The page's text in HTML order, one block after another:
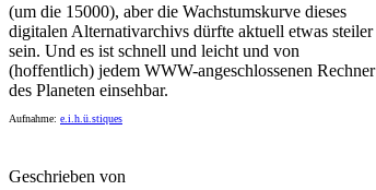
(um die 15000), aber die Wachstumskurve dieses
digitalen Alternativarchivs dürfte aktuell etwas steiler
sein. Und es ist schnell und leicht und von
(hoffentlich) jedem WWW-angeschlossenen Rechner
des Planeten einsehbar.
Aufnahme: e.i.h.ü.stiques
Geschrieben von